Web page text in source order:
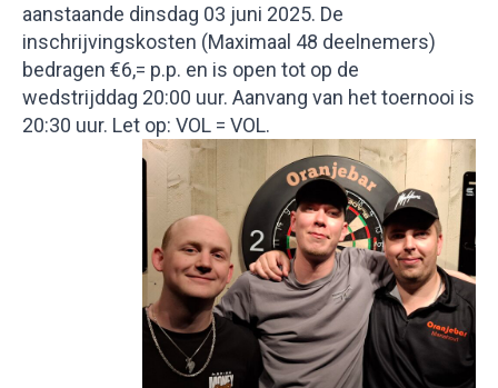
aanstaande dinsdag 03 juni 2025. De
inschrijvingskosten (Maximaal 48 deelnemers)
bedragen €6,= p.p. en is open tot op de
wedstrijddag 20:00 uur. Aanvang van het toernooi is
20:30 uur. Let op: VOL = VOL.